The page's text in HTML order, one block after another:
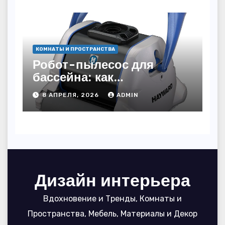
КОМНАТЫ И ПРОСТРАНСТВА
Робот-пылесос для
бассейна: как
пользоваться, чтобы
вода блестела, а
устройство служило 7
8 АПРЕЛЯ, 2026 ADMIN
Дизайн интерьера
Вдохновение и Тренды, Комнаты и
Пространства, Мебель, Материалы и Декор